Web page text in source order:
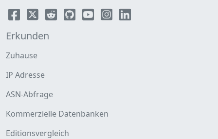
Erkunden
Zuhause
IP Adresse
ASN-Abfrage
Kommerzielle Datenbanken
Editionsvergleich